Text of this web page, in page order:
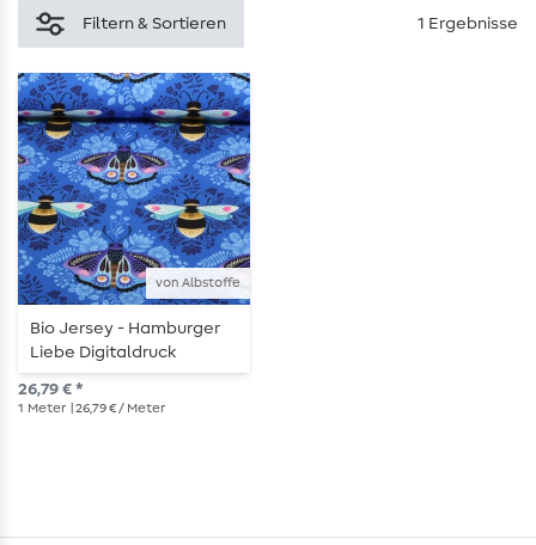
Filtern & Sortieren 1 Ergebnisse
von Albstoffe
Bio Jersey - Hamburger
Liebe Digitaldruck
Beetles & Bugs Bees and
Friends Blau
26,79 € *
1 Meter | 26,79 € / Meter